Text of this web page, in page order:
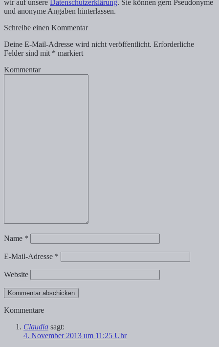
wir auf unsere Datenschutzerklärung. Sie können gern Pseudonyme
und anonyme Angaben hinterlassen.
Schreibe einen Kommentar
Deine E-Mail-Adresse wird nicht veröffentlicht. Erforderliche
Felder sind mit * markiert
Kommentar
Name *
E-Mail-Adresse *
Website
Kommentare
Claudia sagt:
4. November 2013 um 11:25 Uhr